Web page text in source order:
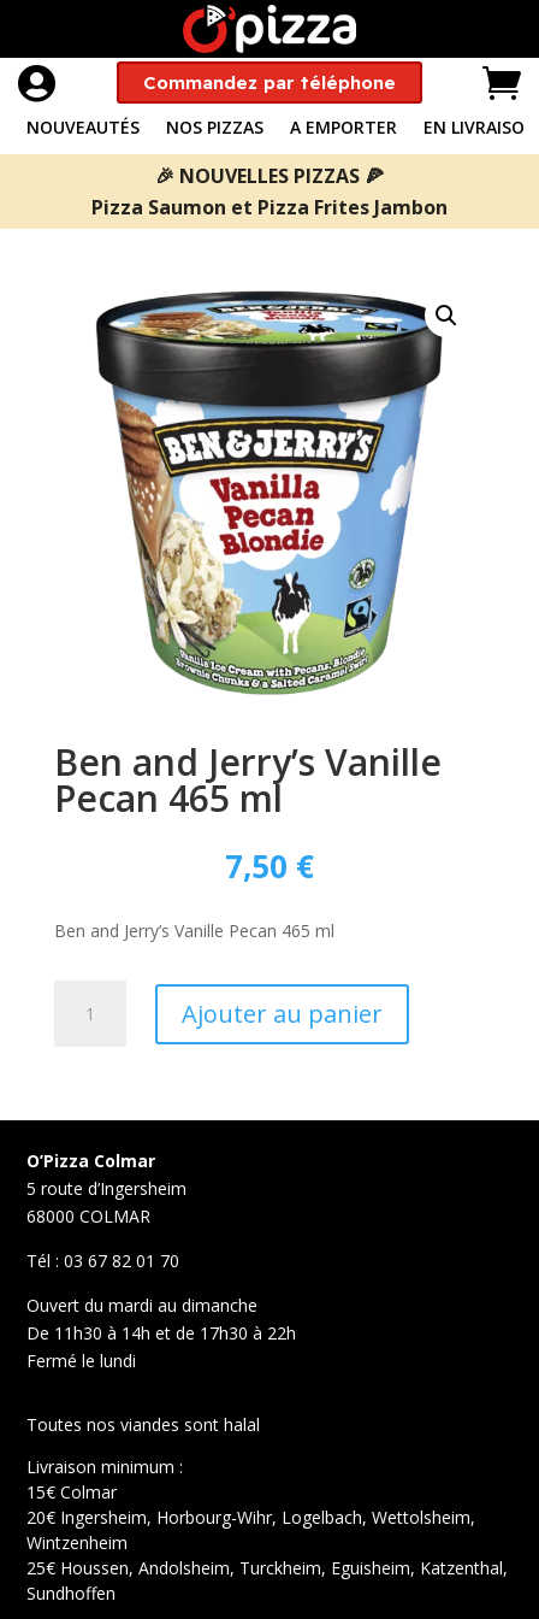
 Commandez par téléphone 
NOUVEAUTÉS NOS PIZZAS A EMPORTER EN LIVRAISON
🎉 NOUVELLES PIZZAS 🍕
Pizza Saumon et Pizza Frites Jambon
Ben and Jerry’s Vanille
Pecan 465 ml
7,50 €
Ben and Jerry’s Vanille Pecan 465 ml
Pecan
465
ml
Ajouter au panier
O’Pizza Colmar
5 route d’Ingersheim
68000 COLMAR
Tél : 03 67 82 01 70
Ouvert du mardi au dimanche
De 11h30 à 14h et de 17h30 à 22h
Fermé le lundi
Toutes nos viandes sont halal
Livraison minimum :
15€ Colmar
20€ Ingersheim, Horbourg-Wihr, Logelbach, Wettolsheim,
Wintzenheim
25€ Houssen, Andolsheim, Turckheim, Eguisheim, Katzenthal,
Sundhoffen